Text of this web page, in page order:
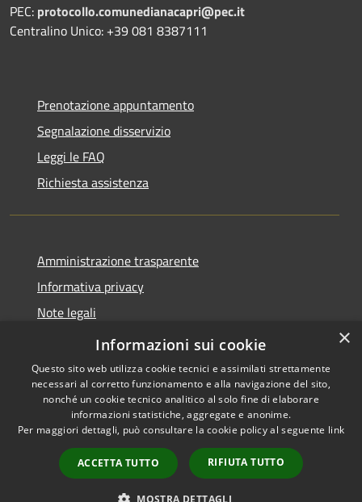
PEC: protocollo.comunedianacapri@pec.it
Centralino Unico: +39 081 8387111
Prenotazione appuntamento
Segnalazione disservizio
Leggi le FAQ
Richiesta assistenza
Amministrazione trasparente
Informativa privacy
Note legali
Dichiarazione di accessibilità
Accessibilità
Copyright © 2026 • Comune di
Anacapri • Powered by
Municipium•
Accesso
redazione
×
Informazioni sui cookie
Questo sito web utilizza cookie tecnici e assimilati strettamente
necessari al corretto funzionamento e alla navigazione del sito,
nonché un cookie tecnico analitico al solo fine di elaborare
informazioni statistiche, aggregate e anonime.
Per maggiori dettagli, può consultare la cookie policy al seguente link
ACCETTA TUTTO RIFIUTA TUTTO
MOSTRA DETTAGLI